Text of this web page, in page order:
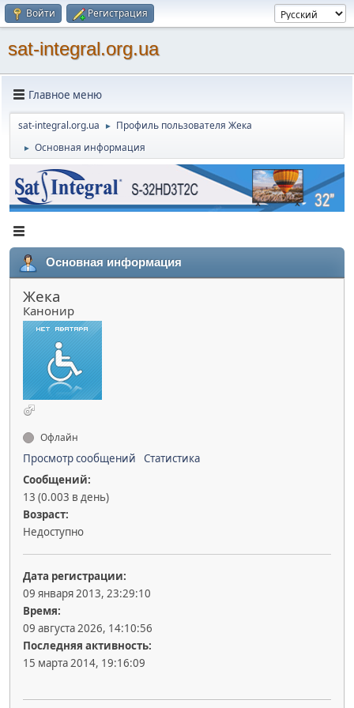
Войти Регистрация
sat-integral.org.ua
Главное меню
sat-integral.org.ua ► Профиль пользователя Жека
► Основная информация
Основная информация
Жека
Канонир
Офлайн
Просмотр сообщений
Статистика
Сообщений:
13 (0.003 в день)
Возраст:
Недоступно
Дата регистрации:
09 января 2013, 23:29:10
Время:
09 августа 2026, 14:10:56
Последняя активность:
15 марта 2014, 19:16:09